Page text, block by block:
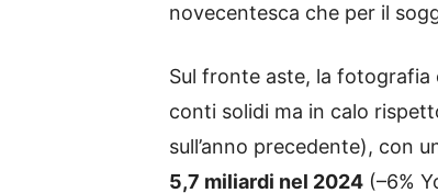
novecentesca che per il
Sul fronte aste, la fotografia
conti solidi ma in calo
sull’anno precedente), con
5,7 miliardi nel 2024 (–6%